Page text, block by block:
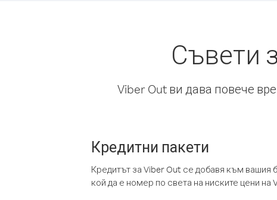
Съвети
Viber Out ви дава повече
Кредитни пакети
Кредитът за Viber Out се добавя към вашия
кой да е номер по света на ниските цени на